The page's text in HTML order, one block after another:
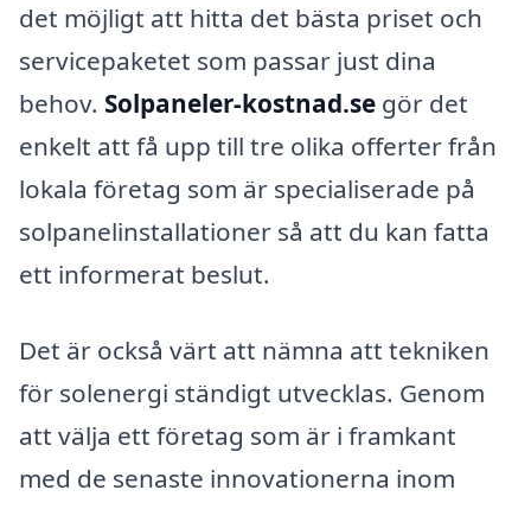
det möjligt att hitta det bästa priset och
servicepaketet som passar just dina
behov. Solpaneler-kostnad.se gör det
enkelt att få upp till tre olika offerter från
lokala företag som är specialiserade på
solpanelinstallationer så att du kan fatta
ett informerat beslut.
Det är också värt att nämna att tekniken
för solenergi ständigt utvecklas. Genom
att välja ett företag som är i framkant
med de senaste innovationerna inom